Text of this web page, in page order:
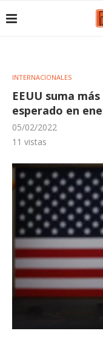
INTERNACIONALES
EEUU suma
esperado en
05/02/2022
11 vistas